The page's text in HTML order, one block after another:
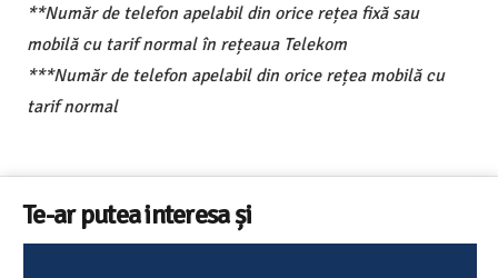
**Număr de telefon apelabil din orice rețea fixă sau
mobilă cu tarif normal în rețeaua Telekom
***Număr de telefon apelabil din orice rețea mobilă cu
tarif normal
Te-ar putea interesa și